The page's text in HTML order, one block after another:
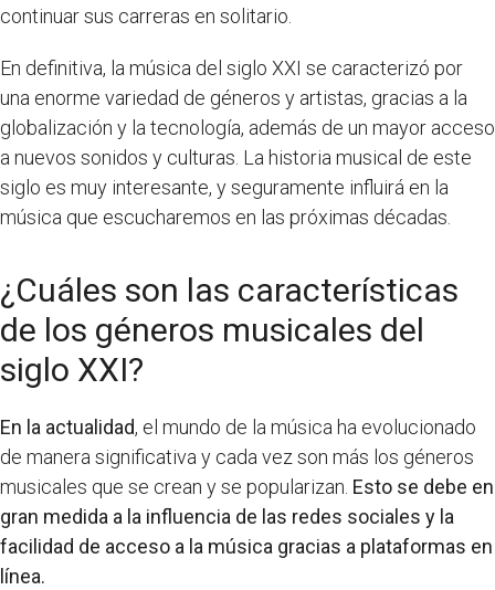
continuar sus carreras en solitario.
En definitiva, la música del siglo XXI se caracterizó por
una enorme variedad de géneros y artistas, gracias a la
globalización y la tecnología, además de un mayor acceso
a nuevos sonidos y culturas. La historia musical de este
siglo es muy interesante, y seguramente influirá en la
música que escucharemos en las próximas décadas.
¿Cuáles son las características
de los géneros musicales del
siglo XXI?
En la actualidad, el mundo de la música ha evolucionado
de manera significativa y cada vez son más los géneros
musicales que se crean y se popularizan. Esto se debe en
gran medida a la influencia de las redes sociales y la
facilidad de acceso a la música gracias a plataformas en
línea.